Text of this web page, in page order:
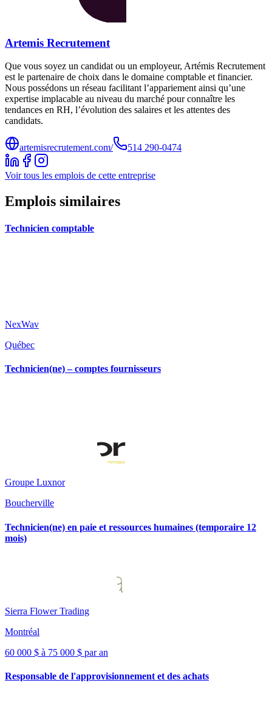
Artemis Recrutement
Que vous soyez un candidat ou un employeur, Artémis Recrutement
est le partenaire de choix dans le domaine comptable et financier.
Nous possédons un réseau facilitant l’appariement ainsi qu’une
expertise implacable au niveau du marché pour connaître les
tendances en RH, l’évolution des salaires et les attentes des
candidats.
artemisrecrutement.com/ 514 290-0474
Voir tous les emplois de cette entreprise
Emplois similaires
Technicien comptable
NexWav
Québec
Technicien(ne) – comptes fournisseurs
Groupe Luxnor
Boucherville
Technicien(ne) en paie et ressources humaines (temporaire 12
mois)
Sierra Flower Trading
Montréal
60 000 $ à 75 000 $ par an
Responsable de l'approvisionnement et des achats